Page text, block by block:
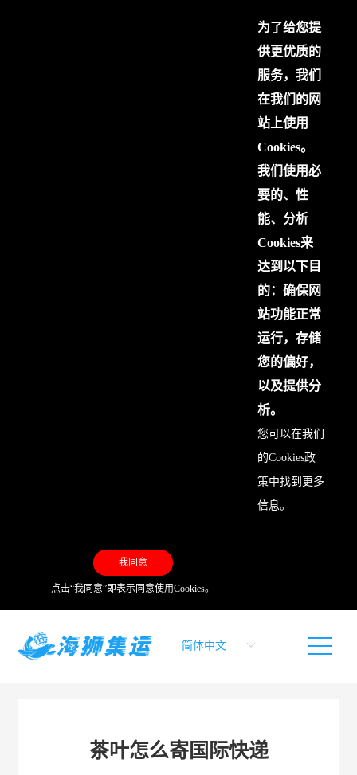
为了给您提
供更优质的
服务，我们
在我们的网
站上使用
Cookies。
我们使用必
要的、性
能、分析
Cookies来
达到以下目
的：确保网
站功能正常
运行，存储
您的偏好，
以及提供分
析。
您可以在我们
的Cookies政
策中找到更多
信息。
我同意
点击“我同意”即表示同意使用Cookies。
茶叶怎么寄国际快递